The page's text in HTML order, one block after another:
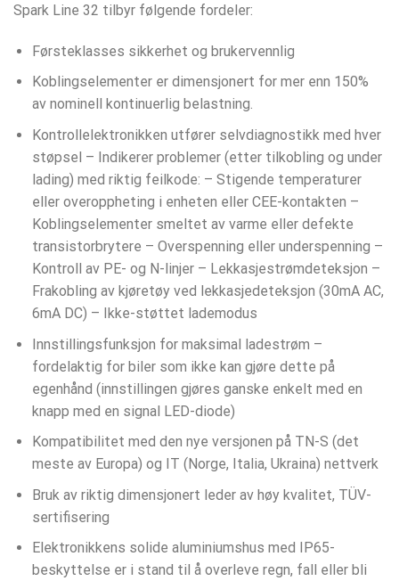
Spark Line 32 tilbyr følgende fordeler:
Førsteklasses sikkerhet og brukervennlig
Koblingselementer er dimensjonert for mer enn 150%
av nominell kontinuerlig belastning.
Kontrollelektronikken utfører selvdiagnostikk med hver
støpsel – Indikerer problemer (etter tilkobling og under
lading) med riktig feilkode: – Stigende temperaturer
eller overoppheting i enheten eller CEE-kontakten –
Koblingselementer smeltet av varme eller defekte
transistorbrytere – Overspenning eller underspenning –
Kontroll av PE- og N-linjer – Lekkasjestrømdeteksjon –
Frakobling av kjøretøy ved lekkasjedeteksjon (30mA AC,
6mA DC) – Ikke-støttet lademodus
Innstillingsfunksjon for maksimal ladestrøm –
fordelaktig for biler som ikke kan gjøre dette på
egenhånd (innstillingen gjøres ganske enkelt med en
knapp med en signal LED-diode)
Kompatibilitet med den nye versjonen på TN-S (det
meste av Europa) og IT (Norge, Italia, Ukraina) nettverk
Bruk av riktig dimensjonert leder av høy kvalitet, TÜV-
sertifisering
Elektronikkens solide aluminiumshus med IP65-
beskyttelse er i stand til å overleve regn, fall eller bli